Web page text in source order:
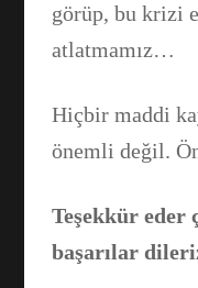
görüp, bu krizi
atlatmamız…
Hiçbir maddi
önemli değil.
Teşekkür eder
başarılar